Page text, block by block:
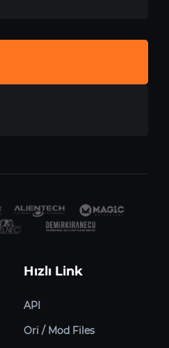
Hızlı Link
API
Ori / Mod Files